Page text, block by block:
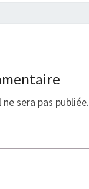
sera pas publiée.